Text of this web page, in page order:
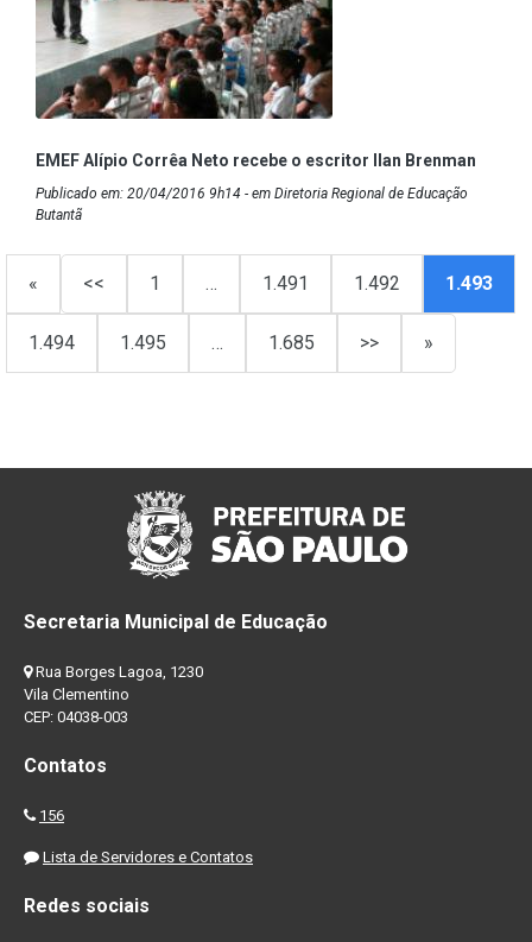
EMEF Alípio Corrêa Neto recebe o escritor Ilan Brenman
Publicado em: 20/04/2016 9h14 - em Diretoria Regional de Educação
Butantã
« << 1 … 1.491 1.492 1.493
1.494 1.495 … 1.685 >> »
Secretaria Municipal de Educação
Rua Borges Lagoa, 1230
Vila Clementino
CEP: 04038-003
Contatos
156
Lista de Servidores e Contatos
Redes sociais